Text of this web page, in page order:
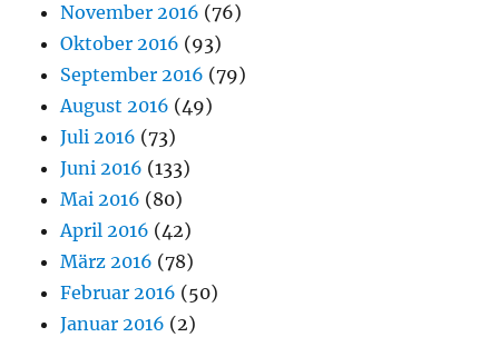
November 2016 (76)
Oktober 2016 (93)
September 2016 (79)
August 2016 (49)
Juli 2016 (73)
Juni 2016 (133)
Mai 2016 (80)
April 2016 (42)
März 2016 (78)
Februar 2016 (50)
Januar 2016 (2)